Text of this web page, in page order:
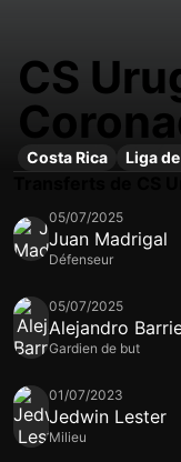
CS
Costa Rica Liga
05/07/2025
Juan Madrigal
Défenseur
05/07/2025
Alejandro
Gardien de but
01/07/2023
Jedwin Lester
Milieu